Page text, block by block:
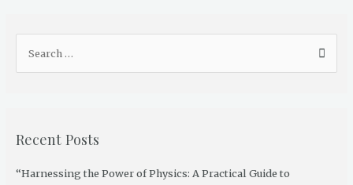
e
c
f
Recent Posts
“Harnessing the Power of Physics: A Practical Guide to